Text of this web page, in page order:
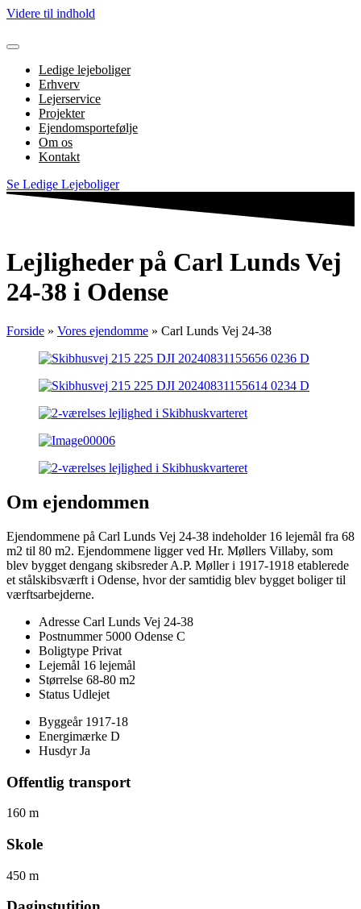
Videre til indhold
Ledige lejeboliger
Erhverv
Lejerservice
Projekter
Ejendomsportefølje
Om os
Kontakt
Se Ledige Lejeboliger
Lejligheder på Carl Lunds Vej
24-38 i Odense
Forside » Vores ejendomme » Carl Lunds Vej 24-38
Om ejendommen
Ejendommene på Carl Lunds Vej 24-38 indeholder 16 lejemål fra 68
m2 til 80 m2. Ejendommene ligger ved Hr. Møllers Villaby, som
blev bygget dengang skibsreder A.P. Møller i 1917-1918 etablerede
et stålskibsværft i Odense, hvor der samtidig blev bygget boliger til
værftsarbejderne.
Adresse Carl Lunds Vej 24-38
Postnummer 5000 Odense C
Boligtype Privat
Lejemål 16 lejemål
Størrelse 68-80 m2
Status Udlejet
Byggeår 1917-18
Energimærke D
HusdyrJa
Offentlig transport
160 m
Skole
450 m